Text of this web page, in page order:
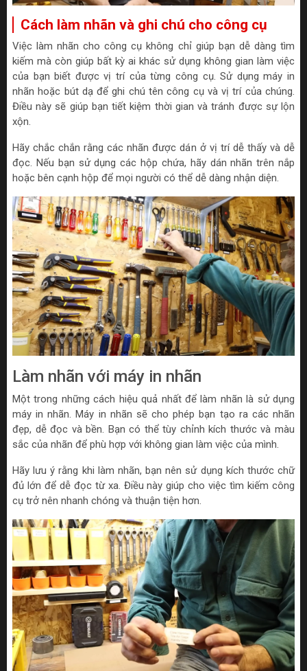
Cách làm nhãn và ghi chú cho công cụ
Việc làm nhãn cho công cụ không chỉ giúp bạn dễ dàng tìm
kiếm mà còn giúp bất kỳ ai khác sử dụng không gian làm việc
của bạn biết được vị trí của từng công cụ. Sử dụng máy in
nhãn hoặc bút dạ để ghi chú tên công cụ và vị trí của chúng.
Điều này sẽ giúp bạn tiết kiệm thời gian và tránh được sự lộn
xộn.
Hãy chắc chắn rằng các nhãn được dán ở vị trí dễ thấy và dễ
đọc. Nếu bạn sử dụng các hộp chứa, hãy dán nhãn trên nắp
hoặc bên cạnh hộp để mọi người có thể dễ dàng nhận diện.
Làm nhãn với máy in nhãn
Một trong những cách hiệu quả nhất để làm nhãn là sử dụng
máy in nhãn. Máy in nhãn sẽ cho phép bạn tạo ra các nhãn
đẹp, dễ đọc và bền. Bạn có thể tùy chỉnh kích thước và màu
sắc của nhãn để phù hợp với không gian làm việc của mình.
Hãy lưu ý rằng khi làm nhãn, bạn nên sử dụng kích thước chữ
đủ lớn để dễ đọc từ xa. Điều này giúp cho việc tìm kiếm công
cụ trở nên nhanh chóng và thuận tiện hơn.